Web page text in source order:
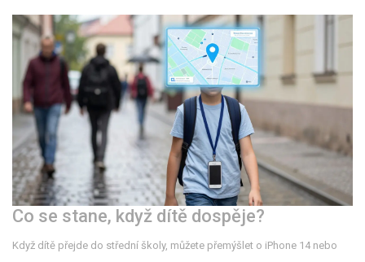
Co se stane, když dítě dospěje?
Když dítě přejde do střední školy, můžete přemýšlet o iPhone 14 nebo